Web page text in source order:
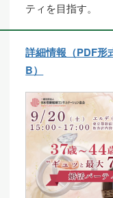
ティを目指す。
詳細情報（PDF形
B）